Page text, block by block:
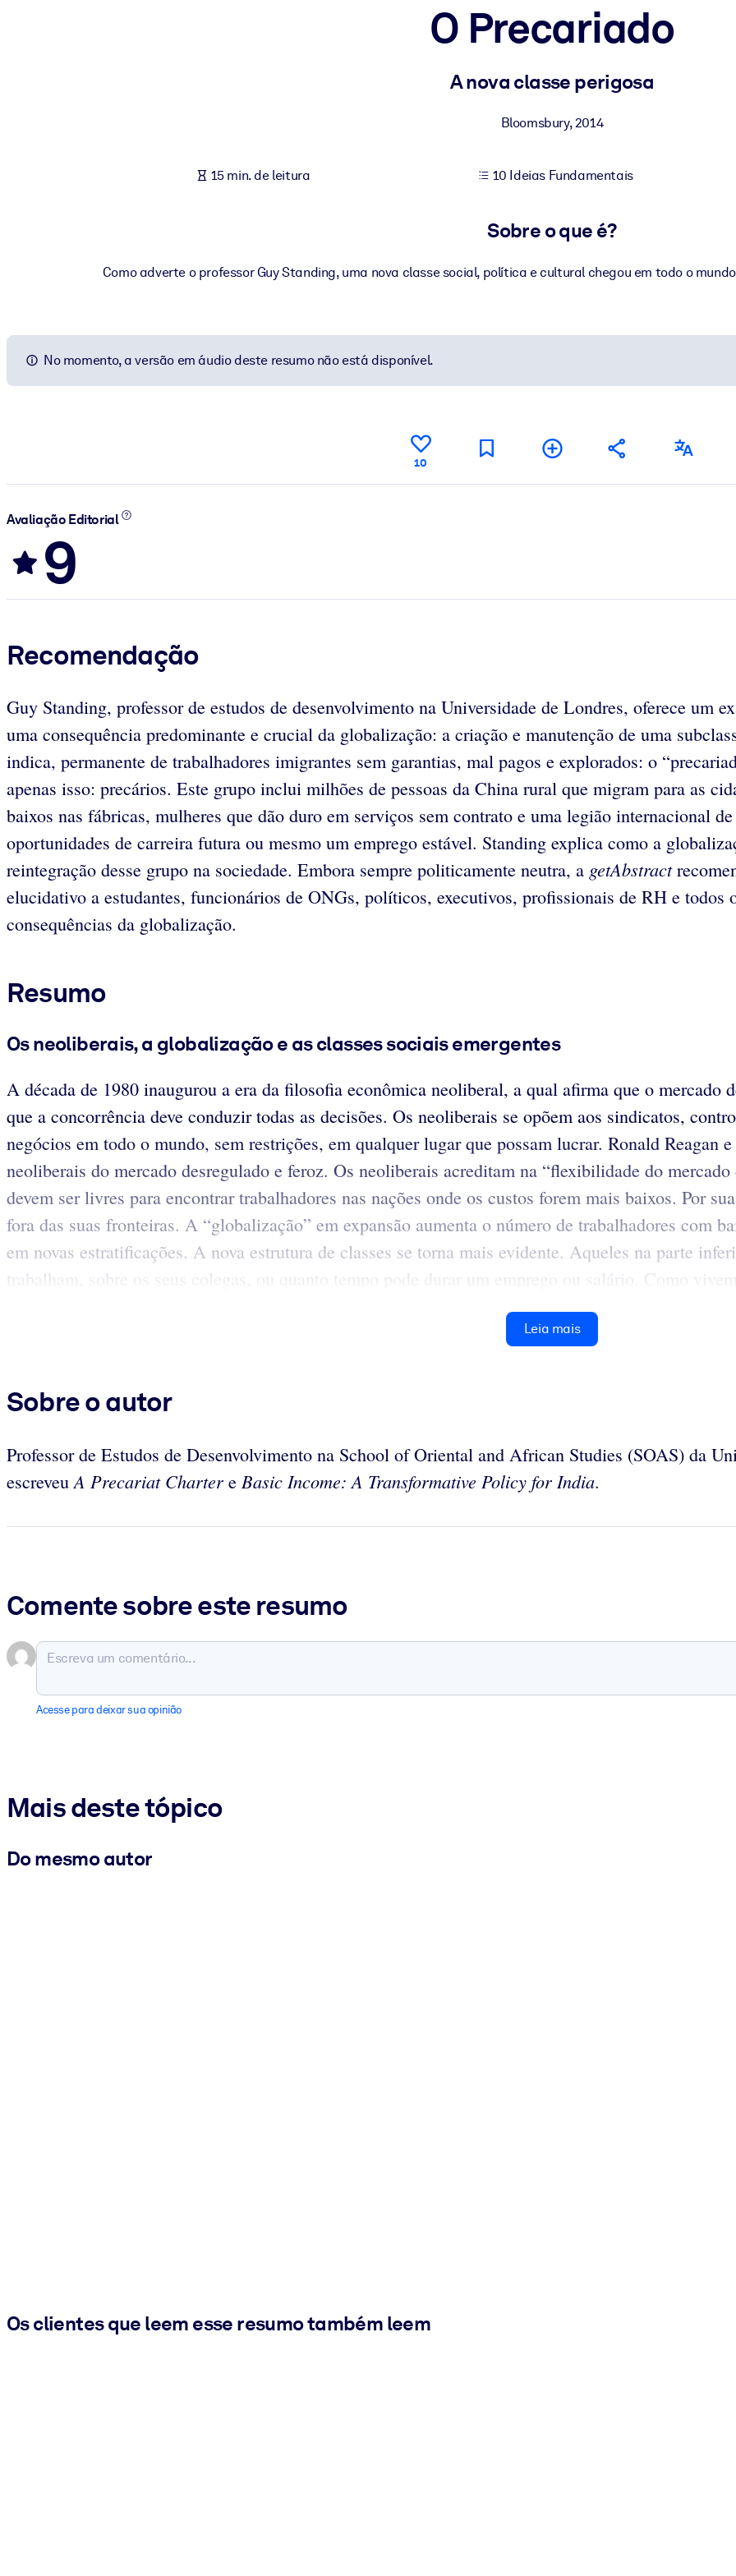
Enriqueça sua biblioteca corporativa com conhecimento de negócios confiável e pronto para uso.
Alimente seus sistemas de IA com conhecimento confiável e estruturado para melhorar os resultados.
O Precariado
A nova classe perigosa
Bloomsbury,2014
15 min. de leitura 10 Ideias Fundamentais
Sobre o que é?
Como adverte o professor Guy Standing, uma nova classe social, política e cultural chegou em todo o
No momento, a versão em áudio deste resumo não está disponível.
10
Avaliação Editorial
9
Recomendação
Guy Standing, professor de estudos de desenvolvimento na Universidade de Londres, oferece um
uma consequência predominante e crucial da globalização: a criação e manutenção de uma
indica, permanente de trabalhadores imigrantes sem garantias, mal pagos e explorados: o
apenas isso: precários. Este grupo inclui milhões de pessoas da China rural que migram para as
baixos nas fábricas, mulheres que dão duro em serviços sem contrato e uma legião internacional
oportunidades de carreira futura ou mesmo um emprego estável. Standing explica como a
reintegração desse grupo na sociedade. Embora sempre politicamente neutra, a getAbstract
elucidativo a estudantes, funcionários de ONGs, políticos, executivos, profissionais de RH e todos
consequências da globalização.
Resumo
Os neoliberais, a globalização e as classes sociais emergentes
A década de 1980 inaugurou a era da filosofia econômica neoliberal, a qual afirma que o mercado
que a concorrência deve conduzir todas as decisões. Os neoliberais se opõem aos sindicatos,
negócios em todo o mundo, sem restrições, em qualquer lugar que possam lucrar. Ronald Reagan
neoliberais do mercado desregulado e feroz. Os neoliberais acreditam na “flexibilidade do
devem ser livres para encontrar trabalhadores nas nações onde os custos forem mais baixos. Por
fora das suas fronteiras. A “globalização” em expansão aumenta o número de trabalhadores com
em novas estratificações. A nova estrutura de classes se torna mais evidente. Aqueles na parte
trabalham, sobre os seus colegas, ou quanto tempo pode durar um emprego ou salário. Como
Leia mais
Sobre o autor
Professor de Estudos de Desenvolvimento na School of Oriental and African Studies (SOAS) da
escreveuA Precariat Charter e Basic Income: A Transformative Policy for India.
Comente sobre este resumo
Acesse para deixar sua opinião
Mais deste tópico
Do mesmo autor
Os clientes que leem esse resumo também leem